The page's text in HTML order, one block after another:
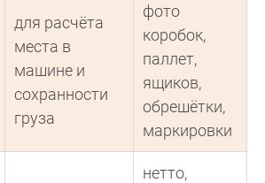
для расчёта
места в
машине и
сохранности
груза
фото
коробок,
паллет,
ящиков,
обрешётки,
маркировки
нетто,